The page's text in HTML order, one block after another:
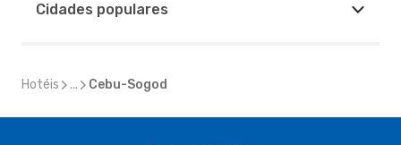
Cidades populares
Hotéis ... Cebu-Sogod